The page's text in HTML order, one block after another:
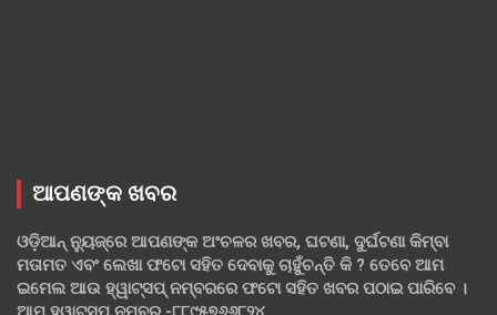
ଆପଣଙ୍କ ଖବର
ଓଡ଼ିଆନ୍ ନ୍ୟୁଜ୍‌ରେ ଆପଣଙ୍କ ଅଂଚଳର ଖବର, ଘଟଣା, ଦୁର୍ଘଟଣା କିମ୍ବା
ମତାମତ ଏବଂ ଲେଖା ଫଟୋ ସହିତ ଦେବାକୁ ଚାହୁଁଚନ୍ତି କି ? ତେବେ ଆମ
ଇମେଲ ଆଉ ହ୍ୱାଟ୍‌ସପ୍ ନମ୍ବରରେ ଫଟୋ ସହିତ ଖବର ପଠାଇ ପାରିବେ ।